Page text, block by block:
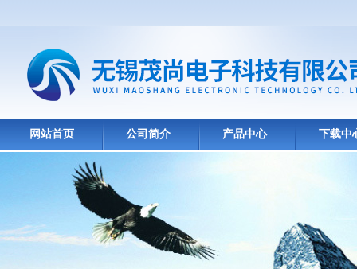
网站首页 公司简介 产品中心 下载中